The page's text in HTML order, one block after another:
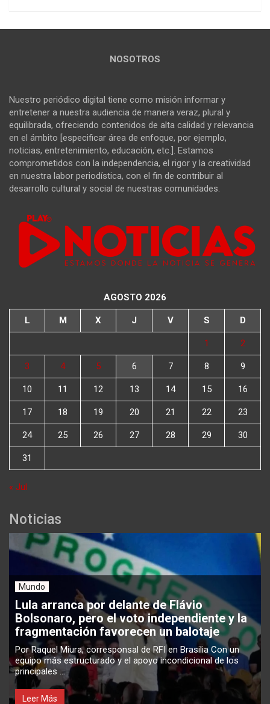
NOSOTROS
Nuestro periódico digital tiene como misión informar y
entretener a nuestra audiencia de manera veraz, plural y
equilibrada, ofreciendo contenidos de alta calidad y relevancia
en el ámbito [especificar área de enfoque, por ejemplo,
noticias, entretenimiento, educación, etc.]. Estamos
comprometidos con la independencia, el rigor y la creatividad
en nuestra labor periodística, con el fin de contribuir al
desarrollo cultural y social de nuestras comunidades.
AGOSTO 2026
L M X J V S D
1 2
3 4 5 6 7 8 9
10 11 12 13 14 15 16
17 18 19 20 21 22 23
24 25 26 27 28 29 30
31
« Jul
Noticias
Mundo
Lula arranca por delante de Flávio
Bolsonaro, pero el voto independiente y la
fragmentación favorecen un balotaje
Por Raquel Miura, corresponsal de RFI en Brasilia Con un
equipo más estructurado y el apoyo incondicional de los
principales ...
Leer Más